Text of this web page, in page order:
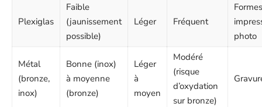
Plexiglas
Faible
(jaunissement
possible)
Léger Fréquent
photo
Métal
(bronze,
inox)
Bonne (inox)
à moyenne
(bronze)
Léger
à
moyen
Modéré
(risque
d’oxydation
sur bronze)